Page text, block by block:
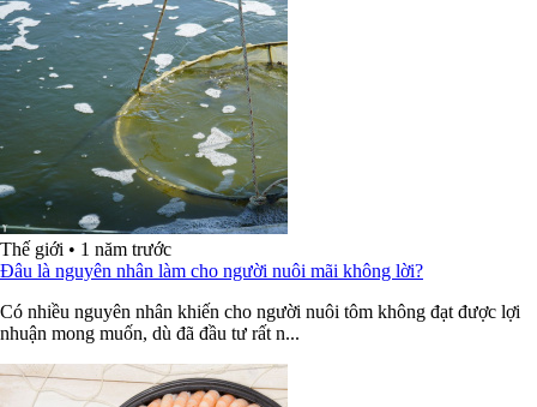
Thế giới • 1 năm trước
Đâu là nguyên nhân làm cho người nuôi mãi không lời?
Có nhiều nguyên nhân khiến cho người nuôi tôm không đạt được lợi
nhuận mong muốn, dù đã đầu tư rất n...